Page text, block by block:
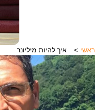
ראשי איך להיות מיליונר